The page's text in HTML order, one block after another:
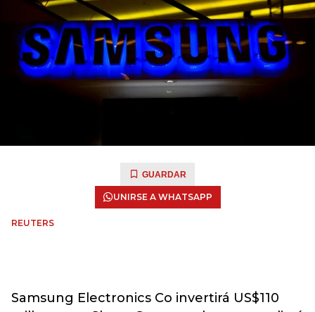
GUARDAR
UNIRSE A WHATSAPP
REUTERS
Samsung Electronics Co invertirá US$110